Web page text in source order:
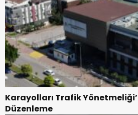
Karayolları Trafik
Düzenleme